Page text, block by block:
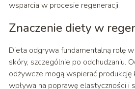
wsparcia w procesie regeneracji.
Znaczenie diety w
Dieta odgrywa fundamentalną rolę
skóry, szczególnie po odchudzaniu.
odżywcze mogą wspierać produkcję
wpływa na poprawę elastyczności i